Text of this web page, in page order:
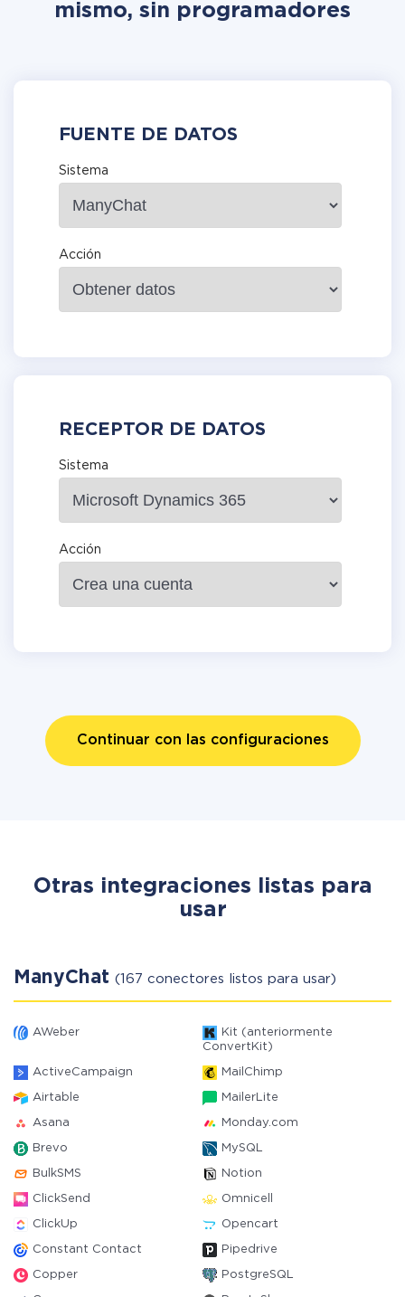
mismo, sin programadores
FUENTE DE DATOS
Sistema
Acción
RECEPTOR DE DATOS
Sistema
Acción
Continuar con las configuraciones
Otras integraciones listas para
usar
ManyChat (167 conectores listos para usar)
AWeber
Kit (anteriormente
ConvertKit)
ActiveCampaign MailChimp
Airtable MailerLite
Asana Monday.com
Brevo MySQL
BulkSMS Notion
ClickSend Omnicell
ClickUp Opencart
Constant Contact Pipedrive
Copper PostgreSQL